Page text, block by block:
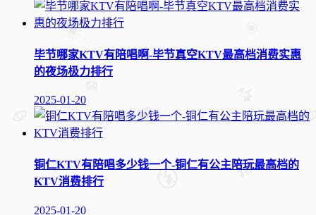
毕节哪家KTV有陪唱啊-毕节真空KTV最高档消费实惠
的夜场极力排行
2025-01-20
铜仁KTV有陪唱多少钱一个-铜仁有公主陪玩最高档的
KTV消费排行
2025-01-20